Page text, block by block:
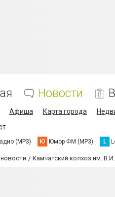
Новости
Афиша Карта города
(MP3) Ю Юмор ФМ (MP3) L
Камчатский колхоз им.